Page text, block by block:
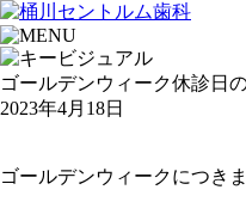
ゴールデンウィーク休診日
2023年4月18日
ゴールデンウィークにつき